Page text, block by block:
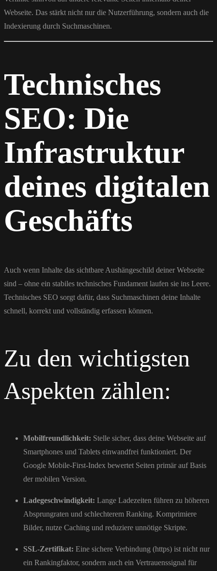
Webseite. Das stärkt nicht nur die Nutzerführung, sondern auch die
Indexierung durch Suchmaschinen.
Technisches
SEO: Die
Infrastruktur
deines digitalen
Geschäfts
Auch wenn Inhalte das sichtbare Aushängeschild deiner Webseite
sind – ohne ein stabiles technisches Fundament laufen sie ins Leere.
Technisches SEO sorgt dafür, dass Suchmaschinen deine Inhalte
schnell, korrekt und vollständig erfassen können.
Zu den wichtigsten
Aspekten zählen:
Mobilfreundlichkeit: Stelle sicher, dass deine Webseite auf
Smartphones und Tablets einwandfrei funktioniert. Der
Google Mobile-First-Index bewertet Seiten primär auf Basis
der mobilen Version.
Ladegeschwindigkeit: Lange Ladezeiten führen zu höheren
Absprungraten und schlechterem Ranking. Komprimiere
Bilder, nutze Caching und reduziere unnötige Skripte.
SSL-Zertifikat: Eine sichere Verbindung (https) ist nicht nur
ein Rankingfaktor, sondern auch ein Vertrauenssignal für